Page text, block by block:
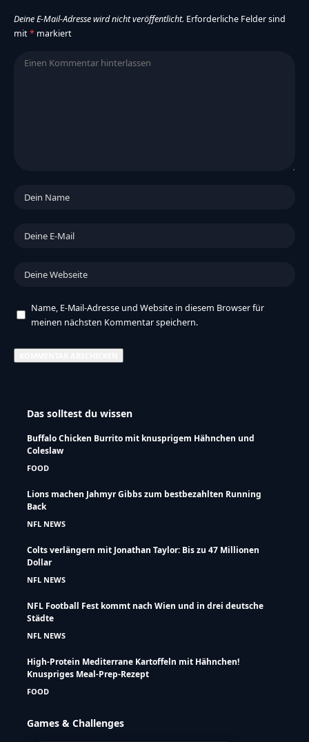
Deine E-Mail-Adresse wird nicht veröffentlicht. Erforderliche Felder sind
mit* markiert
Name, E-Mail-Adresse und Website in diesem Browser für
meinen nächsten Kommentar speichern.
Das solltest du wissen
Buffalo Chicken Burrito mit knusprigem Hähnchen und
Coleslaw
FOOD
Lions machen Jahmyr Gibbs zum bestbezahlten Running
Back
NFL NEWS
Colts verlängern mit Jonathan Taylor: Bis zu 47 Millionen
Dollar
NFL NEWS
NFL Football Fest kommt nach Wien und in drei deutsche
Städte
NFL NEWS
High-Protein Mediterrane Kartoffeln mit Hähnchen!
Knuspriges Meal-Prep-Rezept
FOOD
Games & Challenges